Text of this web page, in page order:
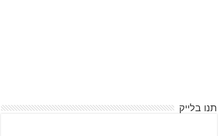
תנו בלייק